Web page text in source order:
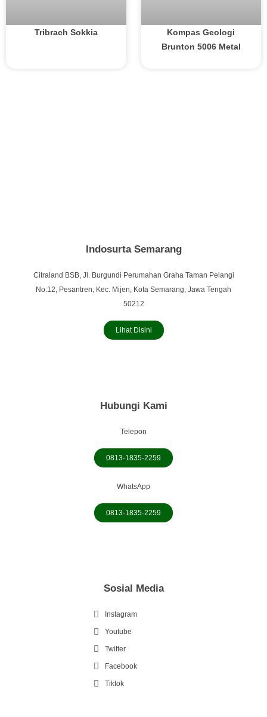
Tribrach Sokkia
Kompas Geologi
Brunton 5006 Metal
Indosurta Semarang
Citraland BSB, Jl. Burgundi Perumahan Graha Taman Pelangi
No.12, Pesantren, Kec. Mijen, Kota Semarang, Jawa Tengah
50212
Lihat Disini
Hubungi Kami
Telepon
0813-1835-2259
WhatsApp
0813-1835-2259
Sosial Media
Instagram
Youtube
Twitter
Facebook
Tiktok